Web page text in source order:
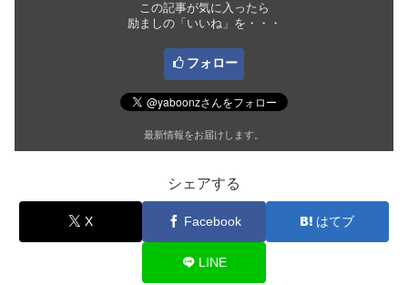
この記事が気に入ったら
励ましの「いいね」を・・・
フォロー
最新情報をお届けします。
シェアする
X Facebook はてブ
LINE